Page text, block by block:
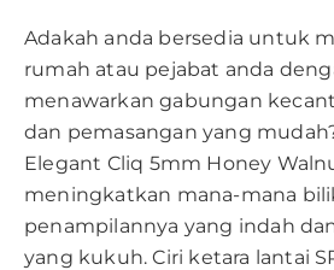
Adakah anda bersedia untuk
rumah atau pejabat anda
menawarkan gabungan
dan pemasangan yang
Elegant Cliq 5mm Honey
meningkatkan mana-mana
penampilannya yang indah
yang kukuh. Ciri ketara lantai